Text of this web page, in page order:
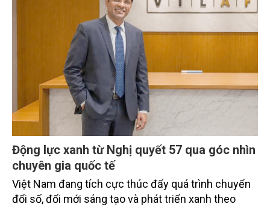
Động lực xanh từ Nghị quyết 57 qua góc nhìn
chuyên gia quốc tế
Việt Nam đang tích cực thúc đẩy quá trình chuyển
đổi số, đổi mới sáng tạo và phát triển xanh theo